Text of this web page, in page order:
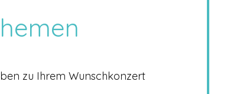
zu Ihrem Wunschkonzert